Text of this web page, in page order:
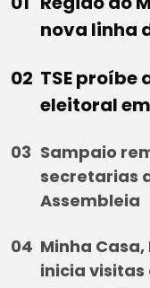
nova linha
TSE
eleitoral
Sampaio
secretarias
Assembleia
Minha
inicia